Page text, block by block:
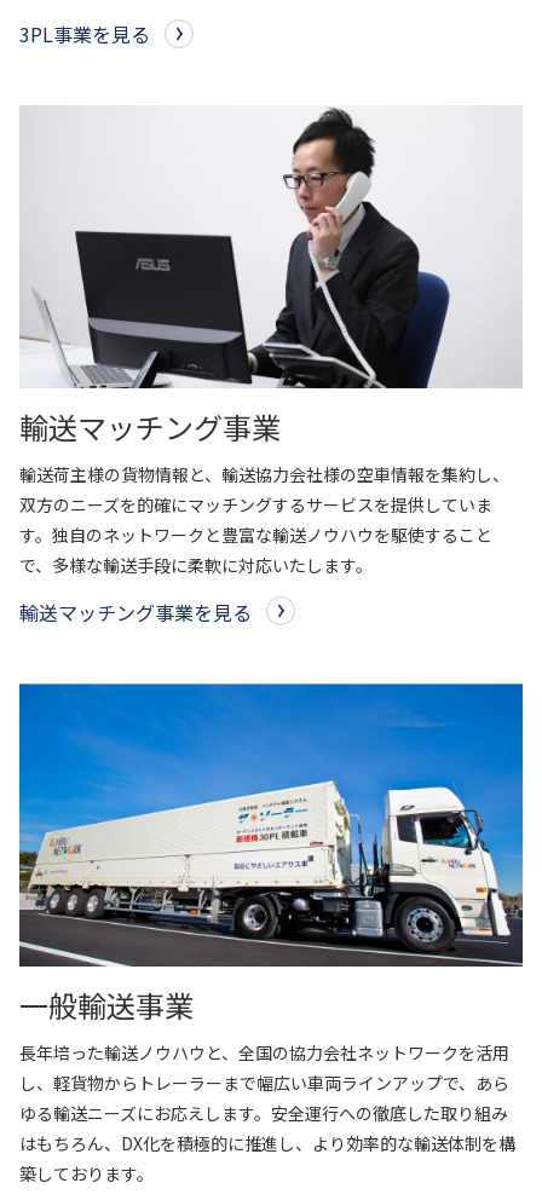
輸送マッチング事業の事例
業績ハイライト
配当状況
株式事務のご案内
IRライブラリー
（資料一括ダウンロードを含む）
決算短信
有価証券報告書
株主通信
3PL事業を見る
輸送マッチング事業
輸送荷主様の貨物情報と、輸送協力会社様の空車情報を集約し、
双方のニーズを的確にマッチングするサービスを提供していま
す。独自のネットワークと豊富な輸送ノウハウを駆使すること
で、多様な輸送手段に柔軟に対応いたします。
輸送マッチング事業を見る
一般輸送事業
長年培った輸送ノウハウと、全国の協力会社ネットワークを活用
し、軽貨物からトレーラーまで幅広い車両ラインアップで、あら
ゆる輸送ニーズにお応えします。安全運行への徹底した取り組み
はもちろん、DX化を積極的に推進し、より効率的な輸送体制を構
築しております。